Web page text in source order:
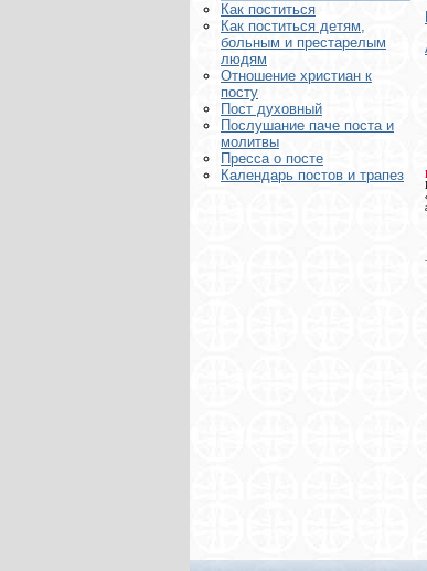
Как поститься
Как поститься детям,
больным и престарелым
людям
Отношение христиан к
посту
Пост духовный
Послушание паче поста и
молитвы
Пресса о посте
Календарь постов и трапез